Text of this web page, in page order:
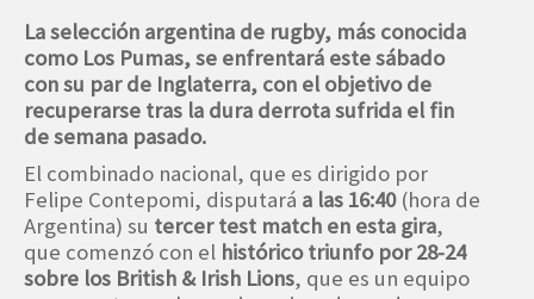
La selección argentina de rugby, más conocida
como Los Pumas, se enfrentará este sábado
con su par de Inglaterra, con el objetivo de
recuperarse tras la dura derrota sufrida el fin
de semana pasado.
El combinado nacional, que es dirigido por
Felipe Contepomi, disputará a las 16:40(hora de
Argentina) su tercer test match en esta gira,
que comenzó con el histórico triunfo por 28-24
sobre los British & Irish Lions, que es un equipo